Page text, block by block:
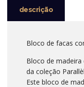
descrição
Bloco de facas
Bloco de
da coleção
Este bloco de